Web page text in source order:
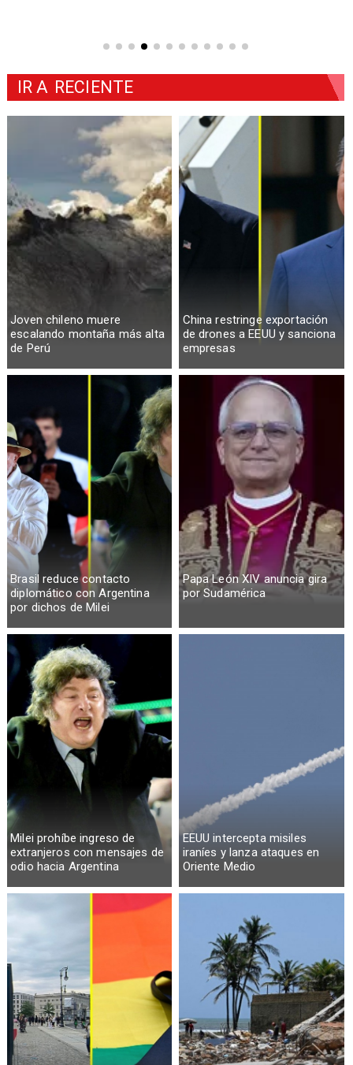
Joven chileno muere
escalando montaña más alta
de Perú
China restringe exportación
de drones a EEUU y sanciona
empresas
Brasil reduce contacto
diplomático con Argentina
por dichos de Milei
Papa León XIV anuncia gira
por Sudamérica
Milei prohíbe ingreso de
extranjeros con mensajes de
odio hacia Argentina
EEUU intercepta misiles
iraníes y lanza ataques en
Oriente Medio
IR A RECIENTE